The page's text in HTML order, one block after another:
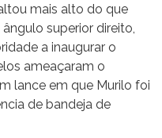
mais alto do que
superior direito,
a inaugurar o
ameaçaram o
lance em que Murilo foi
de bandeja de